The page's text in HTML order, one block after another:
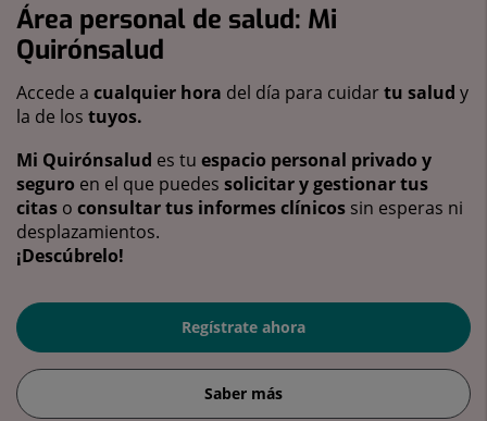
Área personal de salud: Mi
Quirónsalud
Accede a cualquier hora del día para cuidartu salud y
la de los tuyos.
Mi Quirónsalud es tu espacio personal privado y
seguro en el que puedes solicitar y gestionar tus
citas o consultar tus informes clínicos sin esperas ni
desplazamientos.
¡Descúbrelo!
Regístrate ahora
Saber más